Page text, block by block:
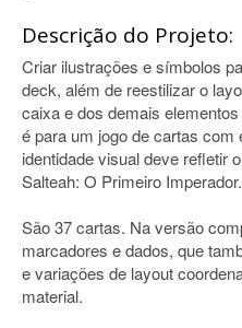
Descrição do Projeto:
Criar ilustrações e símbolos
deck, além de reestilizar o
caixa e dos demais
é para um jogo de cartas
identidade visual deve refletir
Salteah: O Primeiro Imperador.
São 37 cartas. Na versão
marcadores e dados, que
e variações de layout
material.